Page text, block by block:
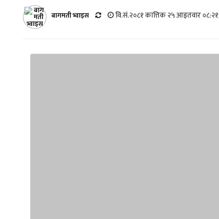
बागमती भ्वाइस वि.सं.२०८१ कात्तिक २५ आइतवार ०८:२१